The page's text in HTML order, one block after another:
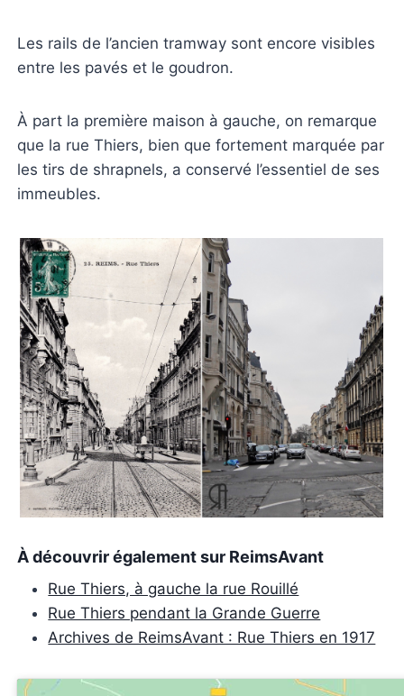
Les rails de l’ancien tramway sont encore visibles
entre les pavés et le goudron.
À part la première maison à gauche, on remarque
que la rue Thiers, bien que fortement marquée par
les tirs de shrapnels, a conservé l’essentiel de ses
immeubles.
À découvrir également sur ReimsAvant
Rue Thiers, à gauche la rue Rouillé
Rue Thiers pendant la Grande Guerre
Archives de ReimsAvant : Rue Thiers en 1917